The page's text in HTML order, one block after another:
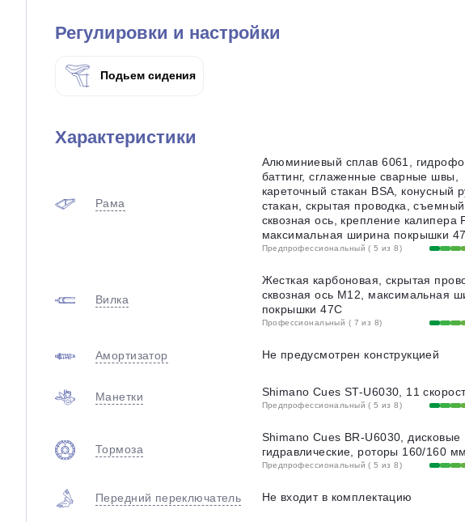
Регулировки и настройки
Подьем сидения
Характеристики
Рама
Алюминиевый сплав 6061,
баттинг, сглаженные сварные швы,
кареточный стакан BSA, конусный
стакан, скрытая проводка, съемный
сквозная ось, крепление калипера
максимальная ширина покрышки
Предпрофессиональный ( 5 из 8)
Вилка
Жесткая карбоновая, скрытая
сквозная ось М12, максимальная
покрышки 47С
Профессиональный ( 7 из 8)
Амортизатор Не предусмотрен конструкцией
Манетки Shimano Cues ST-U6030, 11
Предпрофессиональный ( 5 из 8)
Тормоза
Shimano Cues BR-U6030, дисковые
гидравлические, роторы 160/160 мм
Предпрофессиональный ( 5 из 8)
Передний переключатель Не входит в комплектацию